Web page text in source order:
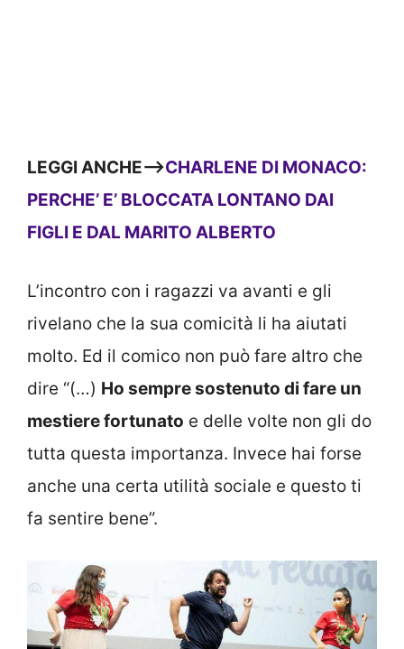
LEGGI ANCHE—>CHARLENE DI MONACO:
PERCHE’ E’ BLOCCATA LONTANO DAI
FIGLI E DAL MARITO ALBERTO
L’incontro con i ragazzi va avanti e gli
rivelano che la sua comicità li ha aiutati
molto. Ed il comico non può fare altro che
dire “(…) Ho sempre sostenuto di fare un
mestiere fortunato e delle volte non gli do
tutta questa importanza. Invece hai forse
anche una certa utilità sociale e questo ti
fa sentire bene”.